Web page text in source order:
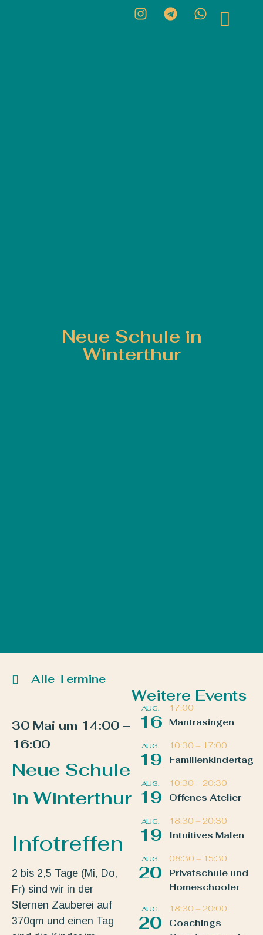
Neue Schule in
Winterthur
Alle Termine
30 Mai um 14:00 –
16:00
Neue Schule
in Winterthur
Infotreffen
2 bis 2,5 Tage (Mi, Do,
Fr) sind wir in der
Sternen Zauberei auf
370qm und einen Tag
Weitere Events
AUG.
16
17:00
Mantrasingen
AUG.
19
10:30 – 17:00
Familienkindertag
AUG.
19
10:30 – 20:30
Offenes Atelier
AUG.
19
18:30 – 20:30
Intuitives Malen
AUG.
20
08:30 – 15:30
Privatschule und
Homeschooler
AUG.
20
18:30 – 20:00
Coachings